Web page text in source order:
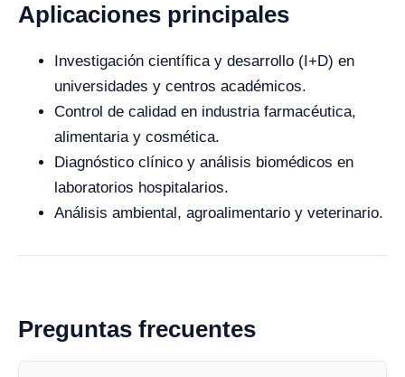
Aplicaciones principales
Investigación científica y desarrollo (I+D) en
universidades y centros académicos.
Control de calidad en industria farmacéutica,
alimentaria y cosmética.
Diagnóstico clínico y análisis biomédicos en
laboratorios hospitalarios.
Análisis ambiental, agroalimentario y veterinario.
Preguntas frecuentes